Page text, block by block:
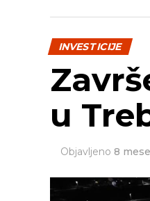
INVESTICIJE
u
Objavljeno 8